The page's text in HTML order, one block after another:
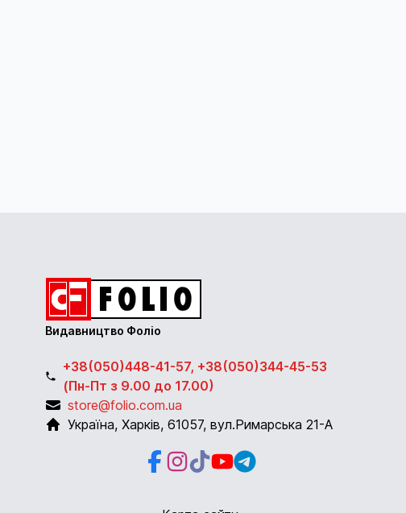
Видавництво Фоліо
+38(050)448-41-57, +38(050)344-45-53
(Пн-Пт з 9.00 до 17.00)
store@folio.com.ua
Україна, Харків, 61057, вул.Римарська 21-А
Facebook
Instagram
Instagram
YoutubeTelegram